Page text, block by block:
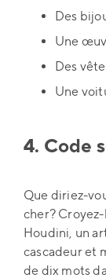
Des
Une
Des
Une
4. Code
Que diriez-
cher? Croyez-
Houdini, un
cascadeur et
de dix mots